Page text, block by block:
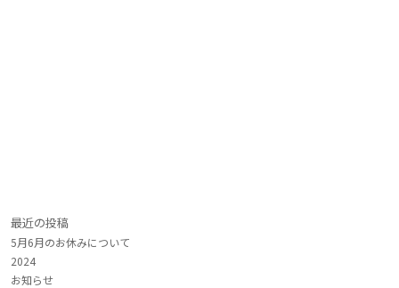
最近の投稿
5月6月のお休みについて
2024
お知らせ